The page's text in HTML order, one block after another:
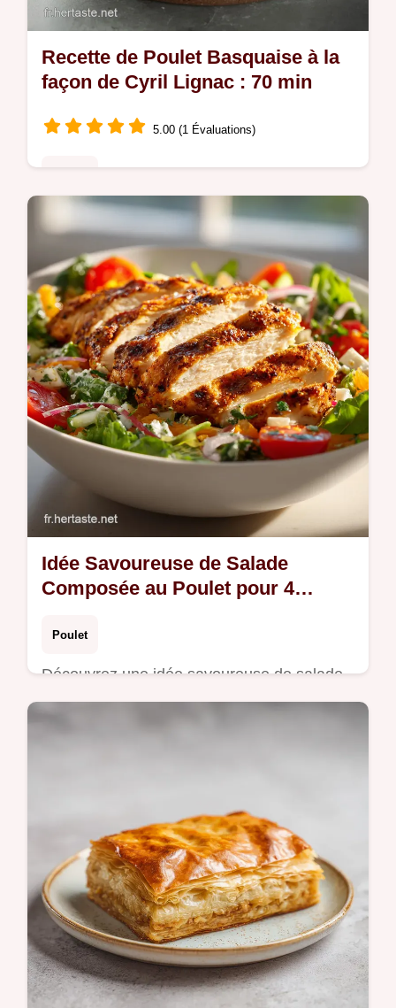
Recette de Poulet Basquaise à la
façon de Cyril Lignac : 70 min
5.00 (1 Évaluations)
Réalisez la Recette de Poulet Basquaise à
la façon de Cyril Lignac avec notre guide
étape par étape. Sauce chorizo et poivrons
fondants. Prêt en 70 minutes.
Idée Savoureuse de Salade
Composée au Poulet pour 4
Poulet
Découvrez une idée savoureuse de salade
composée avec poulet grillé et avocat. Inclut
un guide de timing précis. Une recette